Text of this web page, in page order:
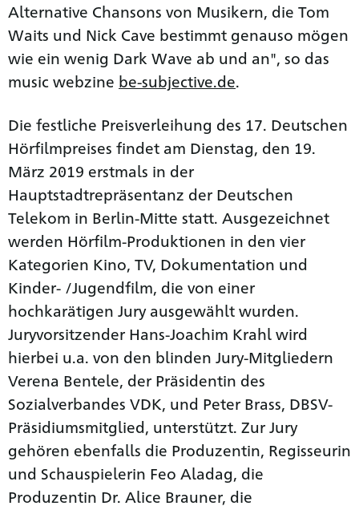
Alternative Chansons von Musikern, die Tom
Waits und Nick Cave bestimmt genauso mögen
wie ein wenig Dark Wave ab und an", so das
music webzine be-subjective.de.
Die festliche Preisverleihung des 17. Deutschen
Hörfilmpreises findet am Dienstag, den 19.
März 2019 erstmals in der
Hauptstadtrepräsentanz der Deutschen
Telekom in Berlin-Mitte statt. Ausgezeichnet
werden Hörfilm-Produktionen in den vier
Kategorien Kino, TV, Dokumentation und
Kinder- /Jugendfilm, die von einer
hochkarätigen Jury ausgewählt wurden.
Juryvorsitzender Hans-Joachim Krahl wird
hierbei u.a. von den blinden Jury-Mitgliedern
Verena Bentele, der Präsidentin des
Sozialverbandes VDK, und Peter Brass, DBSV-
Präsidiumsmitglied, unterstützt. Zur Jury
gehören ebenfalls die Produzentin, Regisseurin
und Schauspielerin Feo Aladag, die
Produzentin Dr. Alice Brauner, die